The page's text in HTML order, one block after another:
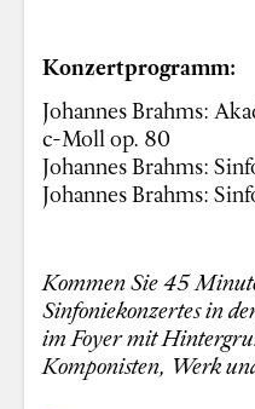
Konzertprogramm:
Johannes Brahms:
c-Moll op. 80
Johannes Brahms:
Johannes Brahms:
Kommen Sie 45
Sinfoniekonzertes in
im Foyer mit
Komponisten, Werk